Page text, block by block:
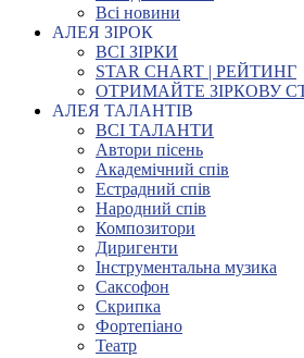
Всі новини
АЛЕЯ ЗІРОК
ВСІ ЗІРКИ
STAR CHART | РЕЙТИНГ
ОТРИМАЙТЕ ЗІРКОВУ
АЛЕЯ ТАЛАНТІВ
ВСІ ТАЛАНТИ
Автори пісень
Академічний спів
Естрадний спів
Народний спів
Композитори
Диригенти
Інструментальна музика
Саксофон
Скрипка
Фортепіано
Театр